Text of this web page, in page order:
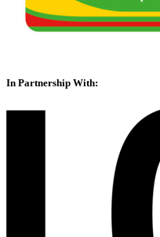
In Partnership With: